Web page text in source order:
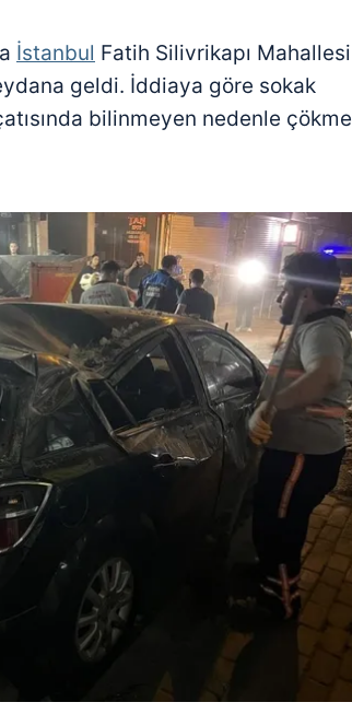
İstanbul Fatih Silivrikapı Mahallesi
geldi. İddiaya göre sokak
bilinmeyen nedenle çökme